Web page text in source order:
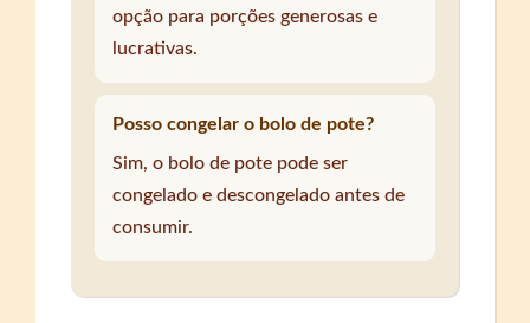
opção para porções generosas e
lucrativas.
Posso congelar o bolo de pote?
Sim, o bolo de pote pode ser
congelado e descongelado antes de
consumir.